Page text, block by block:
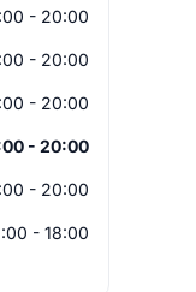
- 20:00
- 20:00
- 20:00
- 20:00
- 20:00
- 18:00